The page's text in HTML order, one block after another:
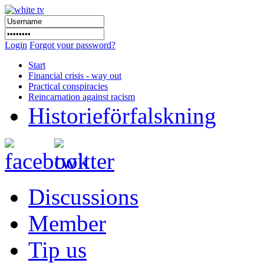
Login Forgot your password?
Start
Financial crisis - way out
Practical conspiracies
Reincarnation against racism
Historieförfalskning
Discussions
Member
Tip us